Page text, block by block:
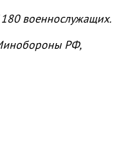
военнослужащих.
РФ,